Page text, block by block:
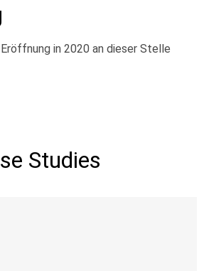
in 2020 an dieser Stelle
Studies